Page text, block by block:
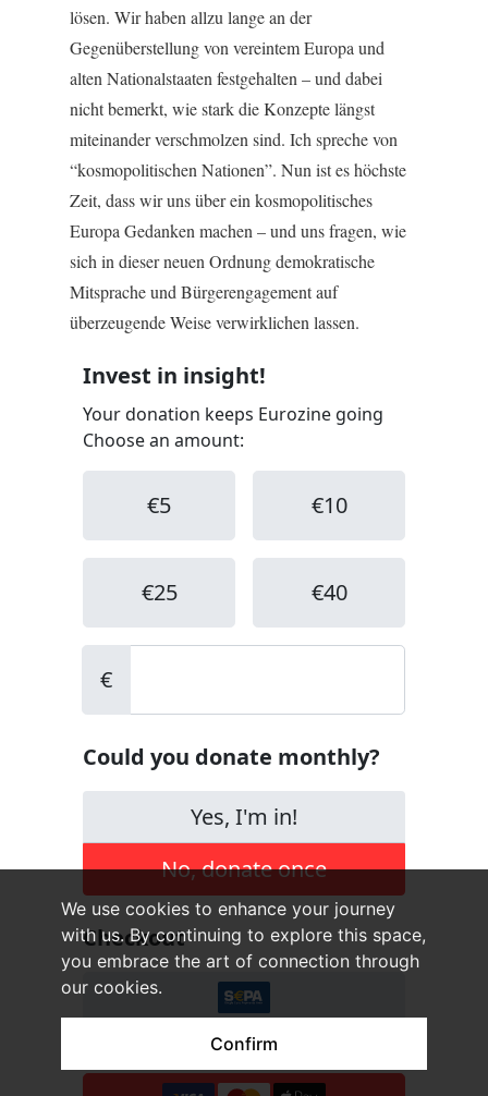
We use cookies to enhance your journey
with us. By continuing to explore this space,
you embrace the art of connection through
our cookies.
Confirm
lösen. Wir haben allzu lange an der
Gegenüberstellung von vereintem Europa und
alten Nationalstaaten festgehalten – und dabei
nicht bemerkt, wie stark die Konzepte längst
miteinander verschmolzen sind. Ich spreche von
“kosmopolitischen Nationen”. Nun ist es höchste
Zeit, dass wir uns über ein kosmopolitisches
Europa Gedanken machen – und uns fragen, wie
sich in dieser neuen Ordnung demokratische
Mitsprache und Bürgerengagement auf
überzeugende Weise verwirklichen lassen.